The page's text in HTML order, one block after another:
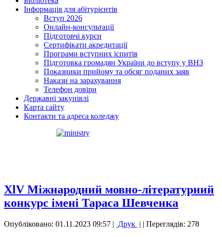
Інформація для абітурієнтів
Вступ 2026
Онлайн-консультації
Підготовчі курси
Сертифікати акредитації
Програми вступних іспитів
Підготовка громадян України до вступу у ВНЗ
Показники прийому та обсяг поданих заяв
Накази на зарахування
Телефон довіри
Державні закупівлі
Карта сайту
Контакти та адреса коледжу
XlV Міжнародний мовно-літературний
конкурс імені Тараса Шевченка
Опубліковано: 01.11.2023 09:57 | Друк | | Переглядів: 278